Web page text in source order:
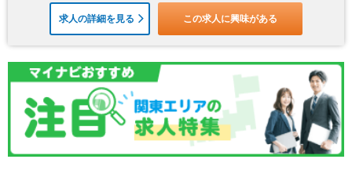
求人の詳細を見る この求人に興味がある